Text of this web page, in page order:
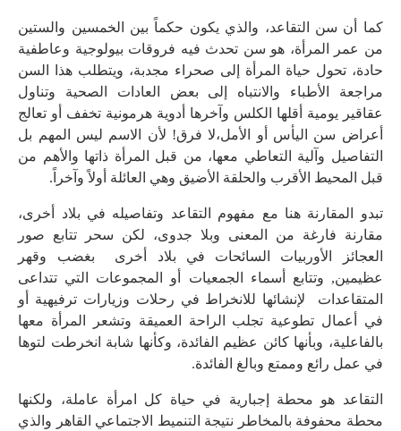
كما أن سن التقاعد، والذي يكون حكماً بين الخمسين والستين
من عمر المرأة، هو سن تحدث فيه فروقات بيولوجية وعاطفية
حادة، تحول حياة المرأة إلى صحراء مجدبة، ويتطلب هذا السن
مراجعة الأطباء والانتباه إلى بعض العادات الصحية وتناول
عقاقير يومية أقلها الكلس وآخرها أدوية هرمونية تخفف أو تعالج
أعراض سن اليأس أو الأمل،لا فرق! لأن الاسم ليس المهم بل
التفاصيل وآلية التعاطي معها، من قبل المرأة ذاتها والأهم من
قبل المحيط الأقرب والحلقة الأضيق وهي العائلة أولاً وآخراً.
تبدو المقارنة هنا مع مفهوم التقاعد وتفاصيله في بلاد أخرى،
مقارنة فارغة من المعنى وبلا جدوى، لكن سحر تتابع صور
العجائز الأوربيات السائحات في بلاد أخرى بغضب وقهر
عظيمين, وتتابع أسماء الجمعيات أو المجموعات التي تتداعى
المتقاعدات لإنشائها للانخراط في رحلات وزيارات ترفيهية أو
في أعمال تطوعية تجلب الراحة العميقة وتشعر المرأة معها
بالفاعلية، وبأنها كائن عظيم الفائدة، وكأنها شابة انخرطت لتوها
في عمل رائع وممتع وبالغ الفائدة.
التقاعد هو محطة إجبارية في حياة كل امرأة عاملة، ولكنها
محطة محفوفة بالمخاطر نتيجة التنميط الاجتماعي القاهر والذي